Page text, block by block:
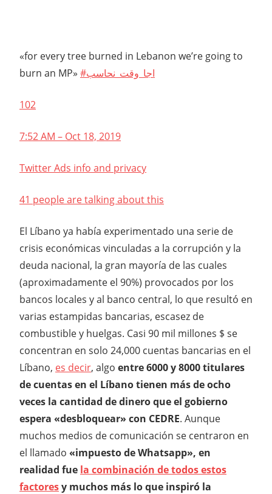
«for every tree burned in Lebanon we’re going to
burn an MP»
#اجا_وقت_نحاسب
102
7:52 AM – Oct 18, 2019
Twitter Ads info and privacy
41 people are talking about this
El Líbano ya había experimentado una serie de
crisis económicas vinculadas a la corrupción y la
deuda nacional, la gran mayoría de las cuales
(aproximadamente el 90%) provocados por los
bancos locales y al banco central, lo que resultó en
varias estampidas bancarias, escasez de
combustible y huelgas. Casi 90 mil millones $ se
concentran en solo 24,000 cuentas bancarias en el
Líbano, es decir, algo entre 6000 y 8000 titulares
de cuentas en el Líbano tienen más de ocho
veces la cantidad de dinero que el gobierno
espera «desbloquear» con CEDRE. Aunque
muchos medios de comunicación se centraron en
el llamado «impuesto de Whatsapp», en
realidad fue la combinación de todos estos
factoresy muchos más lo que inspiró la